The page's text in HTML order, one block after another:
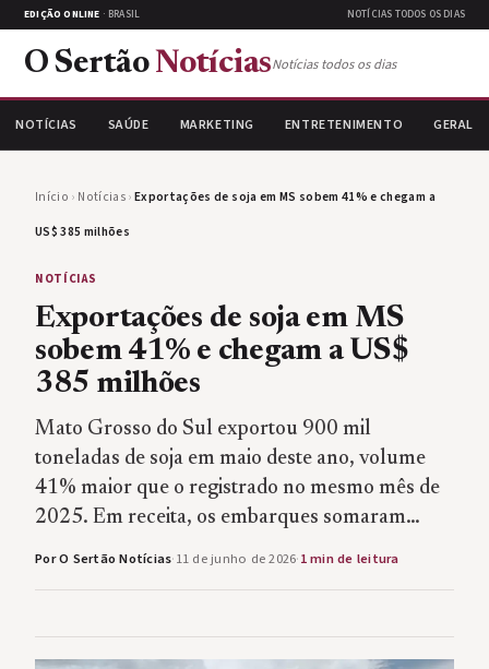
EDIÇÃO ONLINE · BRASIL NOTÍCIAS TODOS OS DIAS
O Sertão NotíciasNotícias todos os dias
NOTÍCIAS SAÚDE MARKETING ENTRETENIMENTO GERAL
Início › Notícias›Exportações de soja em MS sobem 41% e chegam a
US$ 385 milhões
NOTÍCIAS
Exportações de soja em MS
sobem 41% e chegam a US$
385 milhões
Mato Grosso do Sul exportou 900 mil
toneladas de soja em maio deste ano, volume
41% maior que o registrado no mesmo mês de
2025. Em receita, os embarques somaram…
Por O Sertão Notícias·11 de junho de 2026·1 min de leitura